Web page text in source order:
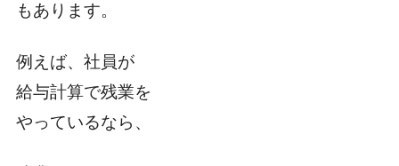
もあります。
例えば、社員が
給与計算で残業を
やっているなら、